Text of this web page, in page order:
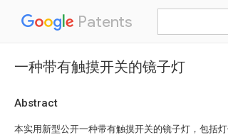
Patents
一种带有触摸开关的镜子灯
Abstract
本实用新型公开一种带有触摸开关的镜子灯，包括